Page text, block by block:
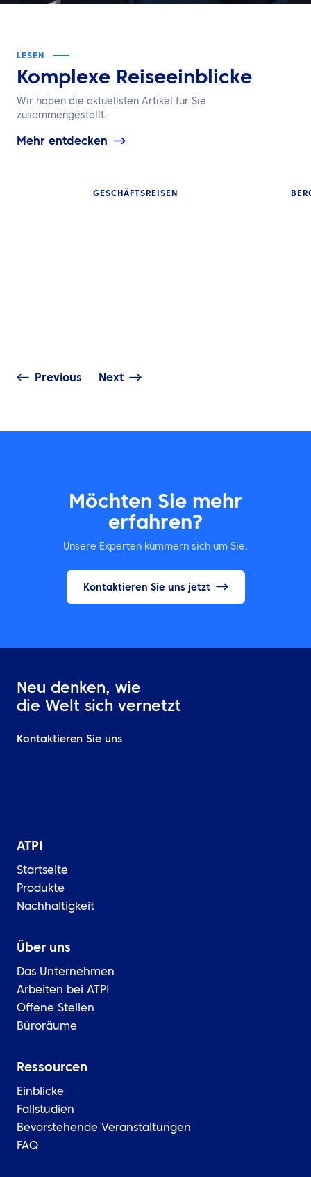
LESEN
Komplexe Reiseeinblicke
Wir haben die aktuellsten Artikel für Sie
zusammengestellt.
Mehr entdecken
GESCHÄFTSREISEN
Previous Next
Möchten Sie mehr
erfahren?
Unsere Experten kümmern sich um Sie.
Kontaktieren Sie uns jetzt
Neu denken, wie
die Welt sich vernetzt
Kontaktieren Sie uns
ATPI
Startseite
Produkte
Nachhaltigkeit
Über uns
Das Unternehmen
Arbeiten bei ATPI
Offene Stellen
Büroräume
Ressourcen
Einblicke
Fallstudien
Bevorstehende Veranstaltungen
FAQ